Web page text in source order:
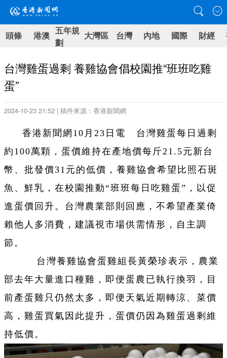
頭條 港澳 五年規
劃
大灣區 台灣 內地 國際 財經
台灣雞蛋過剩 養雞協會倡校園推“班班吃雞
蛋”
2024-10-23 21:52 | 稿件來源：香港新聞網
香港新聞網10月23日電 台灣雞蛋每日過剩
約100萬顆，蛋價維持在產地價每斤21.5元新台
幣、批發價31元的低價，養雞協會希望比照石斑
魚、鮮乳，在校園推動“班班每日吃雞蛋”，以促
進蛋價回升。台灣農業部則回應，不希望產業倚
賴他人多消費，建議視市場供需情形，自主調
節。
台灣養雞協會蛋雞組長黃榮珍表示，農業
部去年大量進口種雞，即便蛋農已執行換羽，目
前產蛋雞只仍然太多，即便天氣近期轉涼、菜價
高，雞蛋買氣因此提升，蛋價仍因為雞蛋過剩維
持低價。